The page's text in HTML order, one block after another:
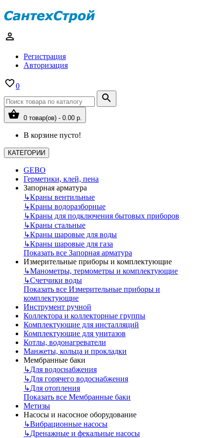
Регистрация
Авторизация
0
0 товар(ов) - 0.00 р.
В корзине пусто!
КАТЕГОРИИ
GEBO
Герметики, клей, пена
Запорная арматура
↳Краны вентильные
↳Краны водоразборные
↳Краны для подключения бытовых приборов
↳Краны стальные
↳Краны шаровые для воды
↳Краны шаровые для газа
Показать все Запорная арматура
Измерительные приборы и комплектующие
↳Манометры, термометры и комплектующие
↳Счетчики воды
Показать все Измерительные приборы и
комплектующие
Инструмент ручной
Коллектора и коллекторные группы
Комплектующие для инсталляций
Комплектующие для унитазов
Котлы, водонагреватели
Манжеты, кольца и прокладки
Мембранные баки
↳Для водоснабжения
↳Для горячего водоснабжения
↳Для отопления
Показать все Мембранные баки
Метизы
Насосы и насосное оборудование
↳Вибрационные насосы
↳Дренажные и фекальные насосы